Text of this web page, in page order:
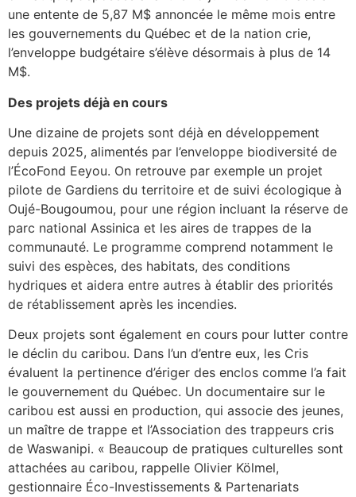
une entente de 5,87 M$ annoncée le même mois entre
les gouvernements du Québec et de la nation crie,
l’enveloppe budgétaire s’élève désormais à plus de 14
M$.
Des projets déjà en cours
Une dizaine de projets sont déjà en développement
depuis 2025, alimentés par l’enveloppe biodiversité de
l’ÉcoFond Eeyou. On retrouve par exemple un projet
pilote de Gardiens du territoire et de suivi écologique à
Oujé-Bougoumou, pour une région incluant la réserve de
parc national Assinica et les aires de trappes de la
communauté. Le programme comprend notamment le
suivi des espèces, des habitats, des conditions
hydriques et aidera entre autres à établir des priorités
de rétablissement après les incendies.
Deux projets sont également en cours pour lutter contre
le déclin du caribou. Dans l’un d’entre eux, les Cris
évaluent la pertinence d’ériger des enclos comme l’a fait
le gouvernement du Québec. Un documentaire sur le
caribou est aussi en production, qui associe des jeunes,
un maître de trappe et l’Association des trappeurs cris
de Waswanipi. « Beaucoup de pratiques culturelles sont
attachées au caribou, rappelle Olivier Kölmel,
gestionnaire Éco-Investissements & Partenariats